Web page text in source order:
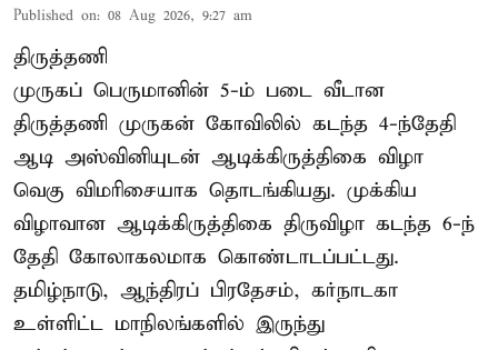
Published on: 08 Aug 2026, 9:27 am
திருத்தணி
முருகப் பெருமானின் 5-ம் படை வீடான
திருத்தணி முருகன் கோவிலில் கடந்த 4-ந்தேதி
ஆடி அஸ்வினியுடன் ஆடிக்கிருத்திகை விழா
வெகு விமரிசையாக தொடங்கியது. முக்கிய
விழாவான ஆடிக்கிருத்திகை திருவிழா கடந்த 6-ந்
தேதி கோலாகலமாக கொண்டாடப்பட்டது.
தமிழ்நாடு, ஆந்திரப் பிரதேசம், கர்நாடகா
உள்ளிட்ட மாநிலங்களில் இருந்து